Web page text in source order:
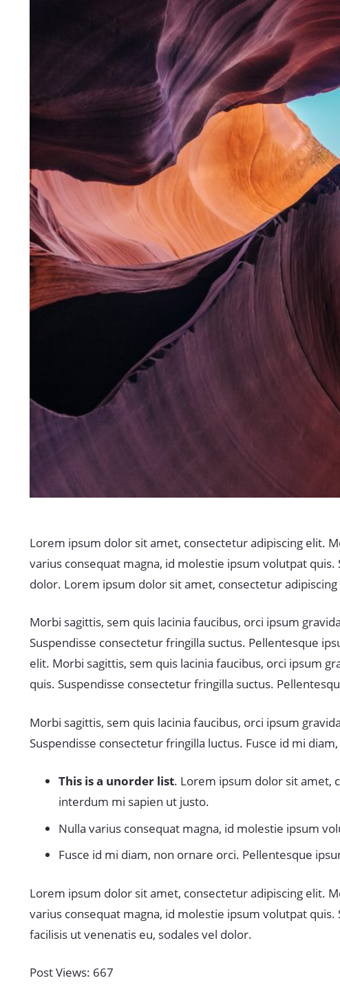
Lorem ipsum dolor sit amet, consectetur adipiscing elit.
varius consequat magna, id molestie ipsum volutpat
dolor. Lorem ipsum dolor sit amet, consectetur
Morbi sagittis, sem quis lacinia faucibus, orci ipsum
Suspendisse consectetur fringilla suctus. Pellentesque
elit. Morbi sagittis, sem quis lacinia faucibus, orci ipsum
quis. Suspendisse consectetur fringilla suctus.
Morbi sagittis, sem quis lacinia faucibus, orci ipsum
Suspendisse consectetur fringilla luctus. Fusce id mi
This is a unorder list. Lorem ipsum dolor sit amet,
interdum mi sapien ut justo.
Nulla varius consequat magna, id molestie ipsum
Fusce id mi diam, non ornare orci. Pellentesque
Lorem ipsum dolor sit amet, consectetur adipiscing elit.
varius consequat magna, id molestie ipsum volutpat
facilisis ut venenatis eu, sodales vel dolor.
Post Views: 667